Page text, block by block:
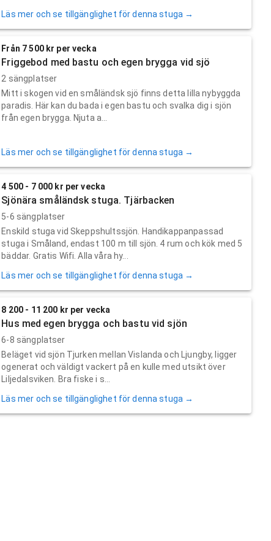
Läs mer och se tillgänglighet för denna stuga →
Från 7 500 kr per vecka
Friggebod med bastu och egen brygga vid sjö
2 sängplatser
Mitt i skogen vid en småländsk sjö finns detta lilla nybyggda
paradis. Här kan du bada i egen bastu och svalka dig i sjön
från egen brygga. Njuta a...
Läs mer och se tillgänglighet för denna stuga →
4 500 - 7 000 kr per vecka
Sjönära småländsk stuga. Tjärbacken
5-6 sängplatser
Enskild stuga vid Skeppshultssjön. Handikappanpassad
stuga i Småland, endast 100 m till sjön. 4 rum och kök med 5
bäddar. Gratis Wifi. Alla våra hy...
Läs mer och se tillgänglighet för denna stuga →
8 200 - 11 200 kr per vecka
Hus med egen brygga och bastu vid sjön
6-8 sängplatser
Beläget vid sjön Tjurken mellan Vislanda och Ljungby, ligger
ogenerat och väldigt vackert på en kulle med utsikt över
Liljedalsviken. Bra fiske i s...
Läs mer och se tillgänglighet för denna stuga →